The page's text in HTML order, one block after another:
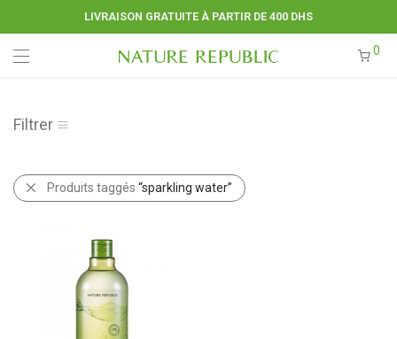
LIVRAISON GRATUITE À PARTIR DE 400 DHS
0
Filtrer
Produits taggés “sparkling water”